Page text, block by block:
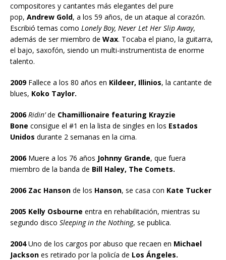
compositores y cantantes más elegantes del pure
pop, Andrew Gold, a los 59 años, de un ataque al corazón.
Escribió temas como Lonely Boy, Never Let Her Slip Away,
además de ser miembro de Wax. Tocaba el piano, la guitarra,
el bajo, saxofón, siendo un multi-instrumentista de enorme
talento.
2009Fallece a los 80 años en Kildeer, Illinios, la cantante de
blues, Koko Taylor.
2006 Ridin’de Chamillionaire featuring Krayzie
Bone consigue el #1 en la lista de singles en los Estados
Unidos durante 2 semanas en la cima.
2006Muere a los 76 años Johnny Grande, que fuera
miembro de la banda de Bill Haley, The Comets.
2006 Zac Hanson de los Hanson, se casa con Kate Tucker
2005 Kelly Osbourne entra en rehabilitación, mientras su
segundo disco Sleeping in the Nothing, se publica.
2004Uno de los cargos por abuso que recaen en Michael
Jackson es retirado por la policía de Los Ángeles.